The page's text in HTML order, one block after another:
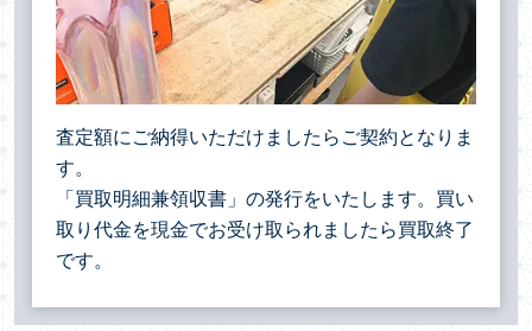
査定額にご納得いただけましたらご契約となりま
す。
「買取明細兼領収書」の発行をいたします。買い
取り代金を現金でお受け取られましたら買取終了
です。